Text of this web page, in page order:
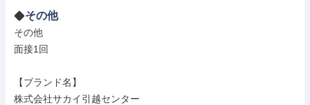
その他
その他
面接1回
【ブランド名】
株式会社サカイ引越センター